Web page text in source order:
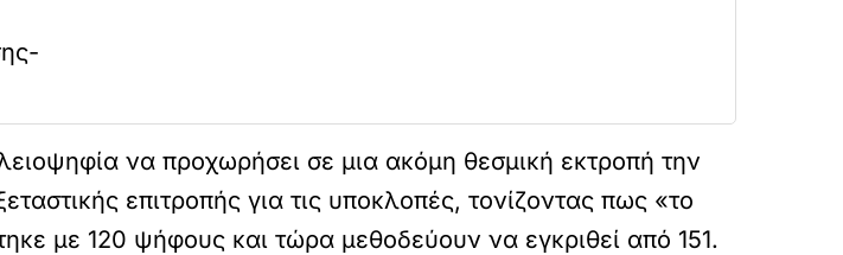
να προχωρήσει σε μια ακόμη θεσμική εκτροπή την
επιτροπής για τις υποκλοπές, τονίζοντας πως «το
με 120 ψήφους και τώρα μεθοδεύουν να εγκριθεί από 151.